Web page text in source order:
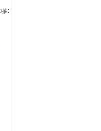
24包/箱 超值装 偏远地区不发货偏